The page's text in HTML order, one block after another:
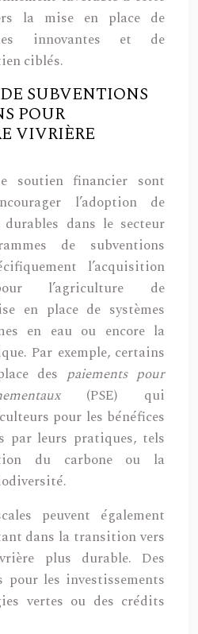
la mise en place de
innovantes et de
ciblés.
SUBVENTIONS
POUR
VIVRIÈRE
soutien financier sont
l’adoption de
dans le secteur
de subventions
l’acquisition
l’agriculture de
en place de systèmes
en eau ou encore la
Par exemple, certains
des paiements pour
(PSE) qui
pour les bénéfices
par leurs pratiques, tels
du carbone ou la
peuvent également
dans la transition vers
plus durable. Des
pour les investissements
vertes ou des crédits